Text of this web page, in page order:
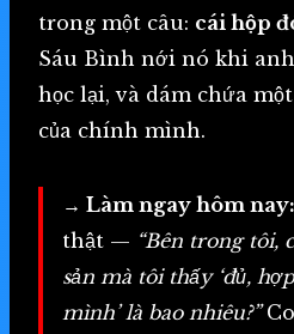
trong một câu: cái hộp
Sáu Bình nới nó khi anh
học lại, và dám chứa
của chính mình.
→ Làm ngay hôm nay:
thật — “Bên trong tôi,
sản mà tôi thấy ‘đủ,
mình’ là bao nhiêu?”